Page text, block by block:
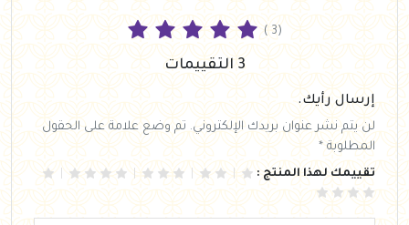
( 3)
3 التقييمات
إرسال رأيك.
لن يتم نشر عنوان بريدك الإلكتروني. تم وضع علامة على الحقول
المطلوبة *
تقييمك لهذا المنتج :